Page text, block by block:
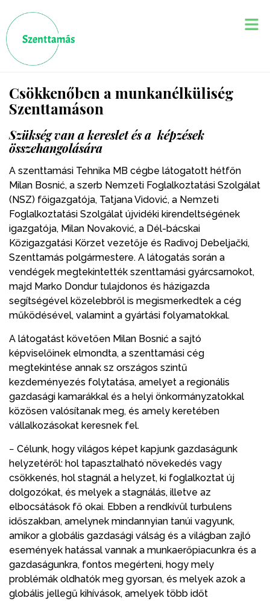
Csökkenőben a munkanélküliség
Szenttamáson
Szükség van a kereslet és a képzések
összehangolására
A szenttamási Tehnika MB cégbe látogatott hétfőn
Milan Bosnić, a szerb Nemzeti Foglalkoztatási Szolgálat
(NSZ) főigazgatója, Tatjana Vidović, a Nemzeti
Foglalkoztatási Szolgálat újvidéki kirendeltségének
igazgatója, Milan Novaković, a Dél-bácskai
Közigazgatási Körzet vezetője és Radivoj Debeljački,
Szenttamás polgármestere. A látogatás során a
vendégek megtekintették szenttamási gyárcsarnokot,
majd Marko Dondur tulajdonos és házigazda
segítségével közelebbről is megismerkedtek a cég
működésével, valamint a gyártási folyamatokkal.
A látogatást követően Milan Bosnić a sajtó
képviselőinek elmondta, a szenttamási cég
megtekintése annak sz országos szintű
kezdeményezés folytatása, amelyet a regionális
gazdasági kamarákkal és a helyi önkormányzatokkal
közösen valósítanak meg, és amely keretében
vállalkozásokat keresnek fel.
− Célunk, hogy világos képet kapjunk gazdaságunk
helyzetéről: hol tapasztalható növekedés vagy
csökkenés, hol stagnál a helyzet, ki foglalkoztat új
dolgozókat, és melyek a stagnálás, illetve az
elbocsátások fő okai. Ebben a rendkívül turbulens
időszakban, amelynek mindannyian tanúi vagyunk,
amikor a globális gazdasági válság és a világban zajló
események hatással vannak a munkaerőpiacunkra és a
gazdaságunkra, fontos megérteni, hogy mely
problémák oldhatók meg gyorsan, és melyek azok a
globális jellegű kihívások, amelyek több időt